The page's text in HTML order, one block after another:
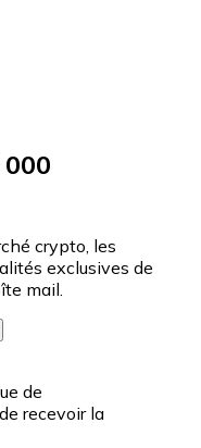
crypto, les
exclusives de
mail.
de
recevoir la